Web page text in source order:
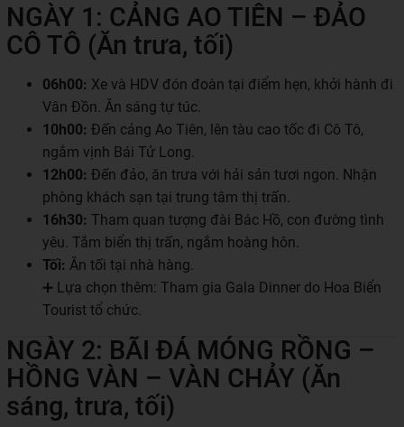
NGÀY 1: CẢNG AO TIÊN – ĐẢO
CÔ TÔ (Ăn trưa, tối)
06h00: Xe và HDV đón đoàn tại điểm hẹn, khởi hành đi
Vân Đồn. Ăn sáng tự túc.
10h00: Đến cảng Ao Tiên, lên tàu cao tốc đi Cô Tô,
ngắm vịnh Bái Tử Long.
12h00: Đến đảo, ăn trưa với hải sản tươi ngon. Nhận
phòng khách sạn tại trung tâm thị trấn.
16h30: Tham quan tượng đài Bác Hồ, con đường tình
yêu. Tắm biển thị trấn, ngắm hoàng hôn.
Tối: Ăn tối tại nhà hàng.
➕ Lựa chọn thêm: Tham gia Gala Dinner do Hoa Biển
Tourist tổ chức.
NGÀY 2: BÃI ĐÁ MÓNG RỒNG –
HỒNG VÀN – VÀN CHẢY (Ăn
sáng, trưa, tối)